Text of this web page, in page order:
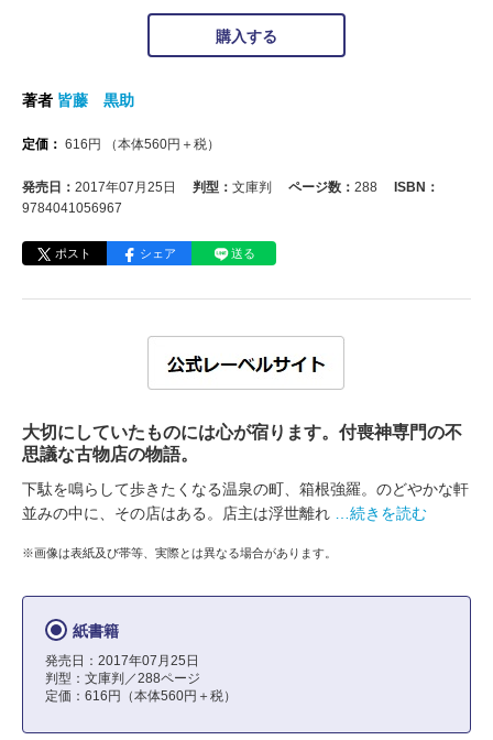
購入する
著者 皆藤 黒助
定価： 616 円 （本体560円＋税）
発売日： 2017年07月25日 判型： 文庫判 ページ数： 288
ISBN：
9784041056967
ポスト シェア 送る
大切にしていたものには心が宿ります。付喪神専門の不
思議な古物店の物語。
下駄を鳴らして歩きたくなる温泉の町、箱根強羅。のどやかな軒
並みの中に、その店はある。店主は浮世離れ
…続きを読む
※画像は表紙及び帯等、実際とは異なる場合があります。
紙書籍
発売日：2017年07月25日
判型：文庫判／288ページ
定価：616円（本体560円＋税）